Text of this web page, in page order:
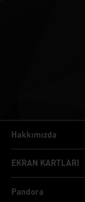
Hakkımızda
Hakkımızda
EKRAN KARTLARI
Pandora